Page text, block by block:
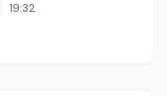
19:32